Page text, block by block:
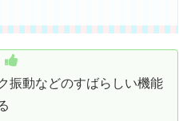
振動などのすばらしい機能